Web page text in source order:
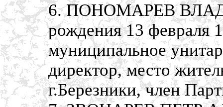
6. ПОНОМАРЕВ
рождения 13 февраля
муниципальное
директор, место
г.Березники, член